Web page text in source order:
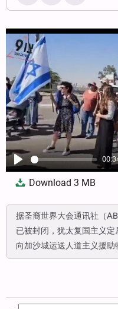
Play
Download3 MB
据圣裔世界大会通讯社（
已被封闭，犹太复国主义
向加沙城运送人道主义援助